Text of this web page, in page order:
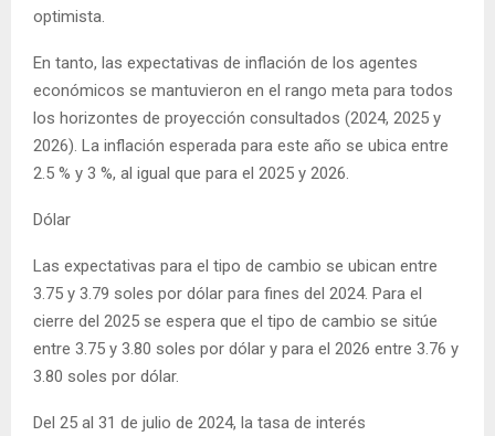
optimista.
En tanto, las expectativas de inflación de los agentes
económicos se mantuvieron en el rango meta para todos
los horizontes de proyección consultados (2024, 2025 y
2026). La inflación esperada para este año se ubica entre
2.5 % y 3 %, al igual que para el 2025 y 2026.
Dólar
Las expectativas para el tipo de cambio se ubican entre
3.75 y 3.79 soles por dólar para fines del 2024. Para el
cierre del 2025 se espera que el tipo de cambio se sitúe
entre 3.75 y 3.80 soles por dólar y para el 2026 entre 3.76 y
3.80 soles por dólar.
Del 25 al 31 de julio de 2024, la tasa de interés